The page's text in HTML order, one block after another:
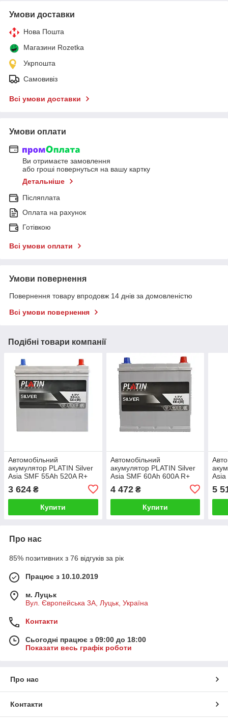
Умови доставки
Нова Пошта
Магазини Rozetka
Укрпошта
Самовивіз
Всі умови доставки
Умови оплати
Ви отримаєте замовлення
або гроші повернуться на вашу картку
Детальніше
Післяплата
Оплата на рахунок
Готівкою
Всі умови оплати
Умови повернення
Повернення товару впродовж 14 днів за домовленістю
Всі умови повернення
Подібні товари компанії
Автомобільний
акумулятор PLATIN Silver
Asia SMF 55Ah 520A R+
3 624 ₴
Купити
Автомобільний
акумулятор PLATIN Silver
Asia SMF 60Ah 600A R+
4 472₴
Купити
Asia
5
Про нас
85% позитивних з 76 відгуків за рік
Працює з 10.10.2019
м. Луцьк
Вул. Європейська 3А, Луцьк, Україна
Контакти
Сьогодні працює з 09:00 до 18:00
Показати весь графік роботи
Про нас
Контакти